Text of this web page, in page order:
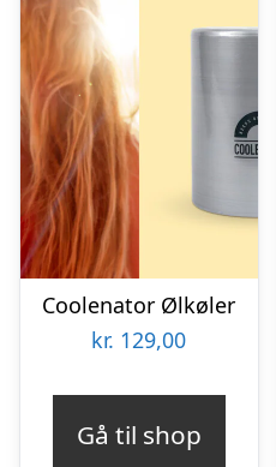
Coolenator Ølkøler
kr. 129,00
Gå til shop